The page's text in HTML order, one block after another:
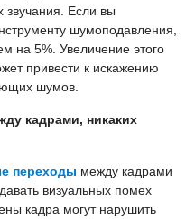
звучания. Если вы
шумоподавления,
на 5%. Увеличение этого
привести к искажению
шумов.
кадрами, никаких
переходы между кадрами
визуальных помех
кадра могут нарушить